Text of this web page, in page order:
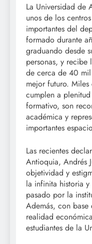
La Universidad de
unos de los
importantes del
formado durante
graduando desde
personas, y recibe
de cerca de 40 mil
mejor futuro. Miles
cumplen a
formativo, son
académica y
importantes
Las recientes
Antioquia, Andrés
objetividad y
la infinita historia
pasado por la
Además, con
realidad
estudiantes de la